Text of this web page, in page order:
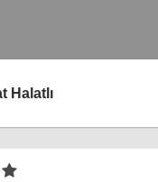
Halatlı